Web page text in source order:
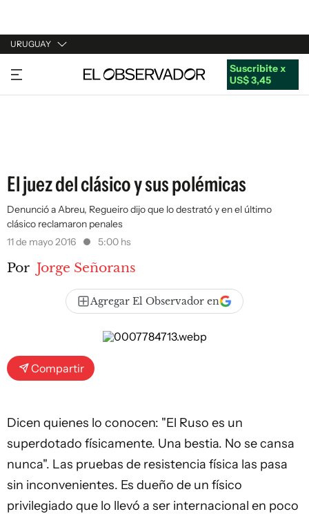
URUGUAY
URUGUAY
ARGENTINA
Suscribite x
US$ 3,45
El juez del clásico y sus polémicas
Denunció a Abreu, Regueiro dijo que lo destrató y en el último
clásico reclamaron penales
11 de mayo 2016
5:00 hs
Por Jorge Señorans
Agregar El Observador en
Compartir
Dicen quienes lo conocen: "El Ruso es un
superdotado físicamente. Una bestia. No se cansa
nunca". Las pruebas de resistencia física las pasa
sin inconvenientes. Es dueño de un físico
privilegiado que lo llevó a ser internacional en poco